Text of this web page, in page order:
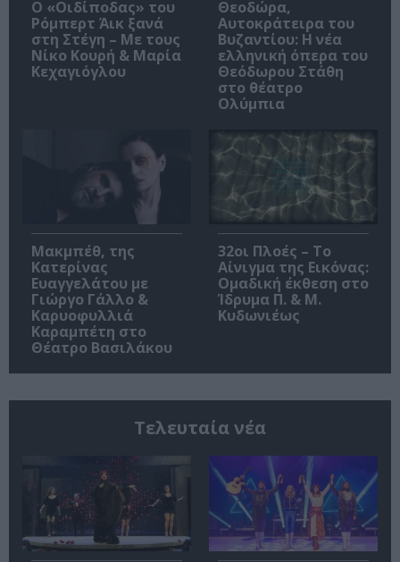
O «Οιδίποδας» του
Ρόμπερτ Άικ ξανά
στη Στέγη – Με τους
Νίκο Κουρή & Μαρία
Κεχαγιόγλου
Θεοδώρα,
Αυτοκράτειρα του
Βυζαντίου: Η νέα
ελληνική όπερα του
Θεόδωρου Στάθη
στο θέατρο
Ολύμπια
Μακμπέθ, της
Κατερίνας
Ευαγγελάτου με
Γιώργο Γάλλο &
Καρυοφυλλιά
Καραμπέτη στο
Θέατρο Βασιλάκου
32οι Πλοές – Το
Αίνιγμα της Εικόνας:
Ομαδική έκθεση στο
Ίδρυμα Π. & Μ.
Κυδωνιέως
Τελευταία νέα